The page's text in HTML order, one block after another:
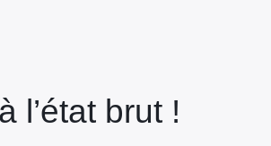
l’état brut !